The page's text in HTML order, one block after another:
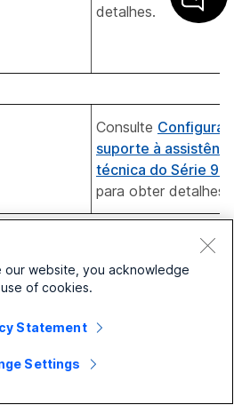
detalhes.
Consulte Configurar
suporte à
técnica do Série
para obter detalhes.
Ativa ou desativa o
telefone para
Quando ativada, o
our website, you acknowledge
of cookies.
Statement
Settings